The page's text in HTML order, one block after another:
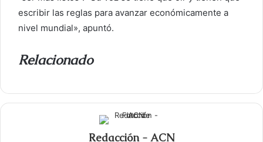
escribir las reglas para avanzar económicamente a
nivel mundial», apuntó.
Relacionado
Redacción - ACN